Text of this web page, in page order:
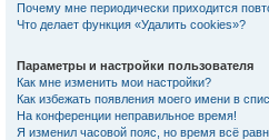
Почему мне периодически приходится
Что делает функция «Удалить cookies»?
Параметры и настройки пользователя
Как мне изменить мои настройки?
Как избежать появления моего имени в
На конференции неправильное время!
Я изменил часовой пояс, но время всё